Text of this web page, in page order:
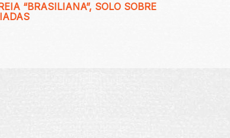
“BRASILIANA”, SOLO SOBRE